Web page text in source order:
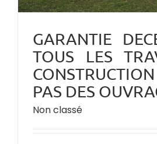
GARANTIE
TOUS LES
PAS DES
Non classé